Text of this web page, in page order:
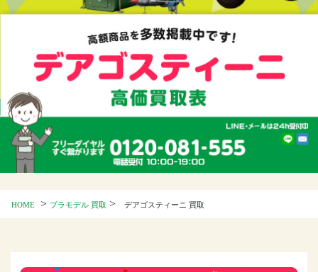
HOME > プラモデル 買取 > デアゴスティーニ 買取